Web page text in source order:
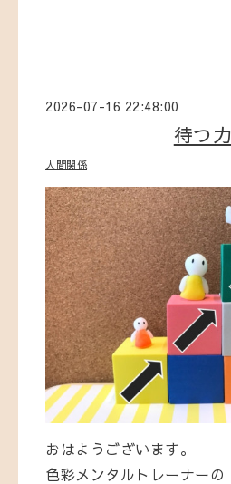
2026-07-16 22:48:00
待つ力
人間関係
おはようございます。
色彩メンタルトレーナーの